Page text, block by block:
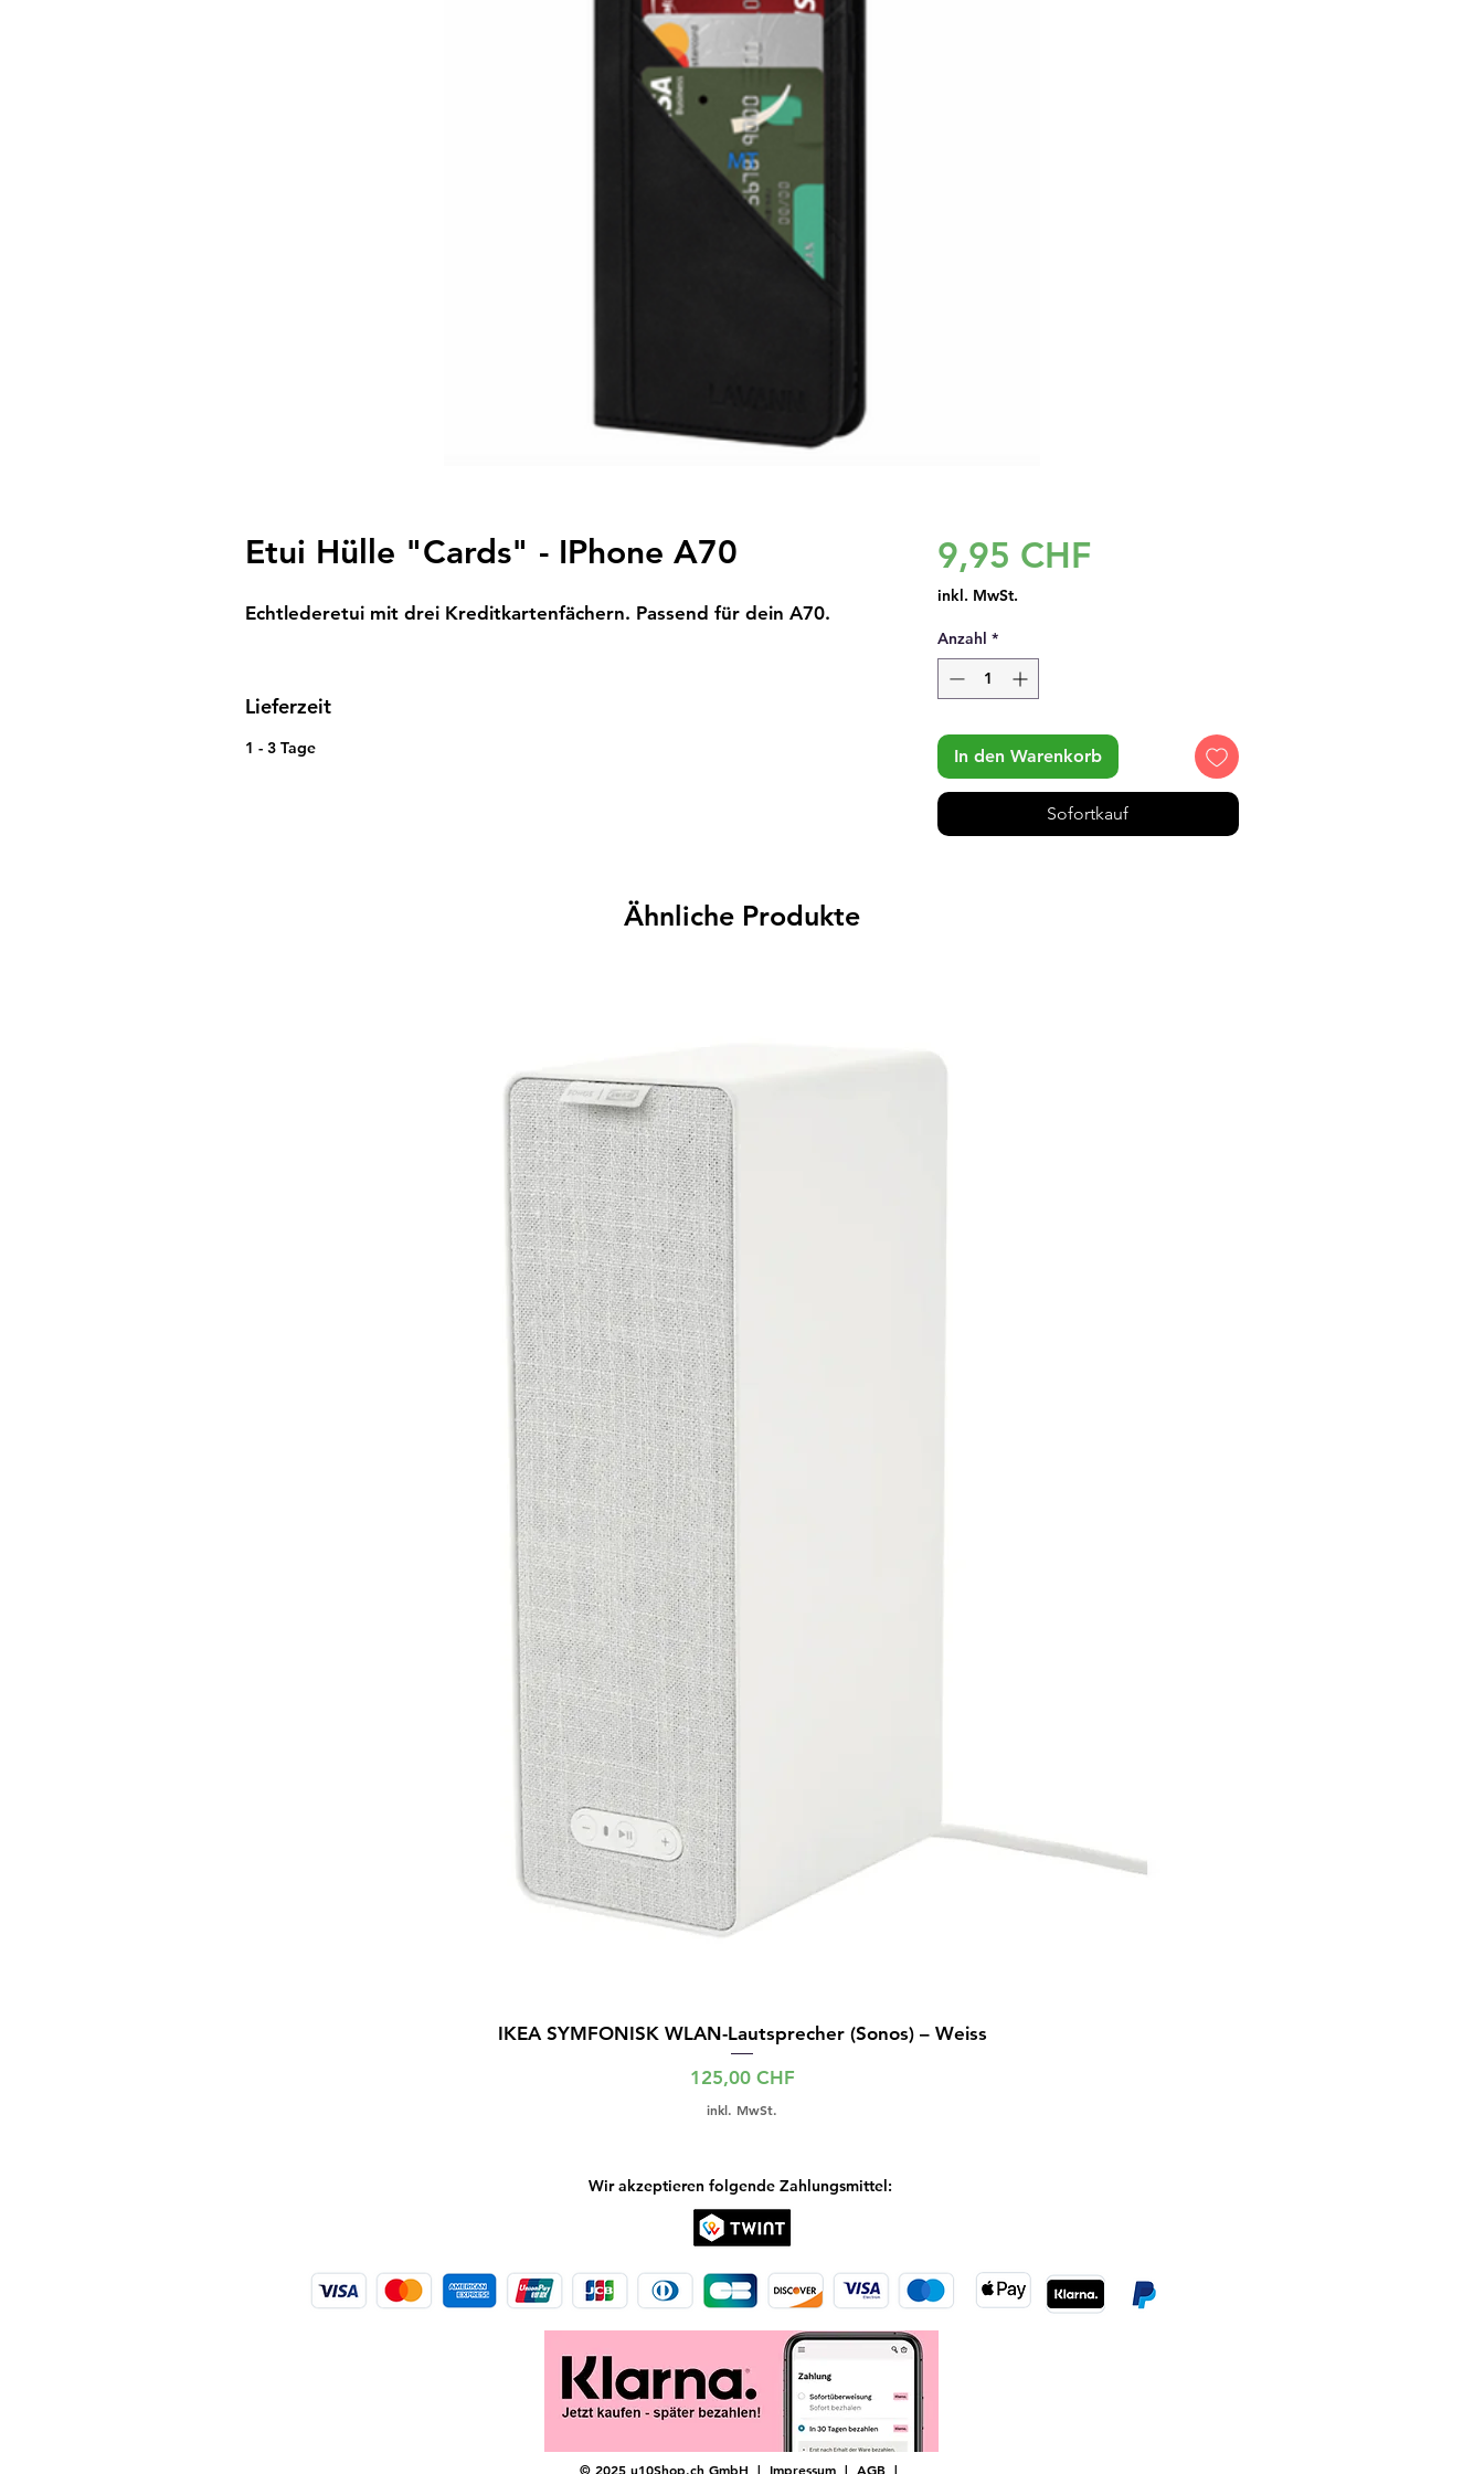
Etui Hülle "Cards" - IPhone A70
Echtlederetui mit drei Kreditkartenfächern. Passend für dein A70.
Lieferzeit
1 - 3 Tage
9,95 CHFPreis
inkl. MwSt.
Anzahl *
In den Warenkorb
Sofortkauf
Ähnliche Produkte
IKEA SYMFONISK WLAN-Lautsprecher (Sonos) – Weiss
Preis
125,00 CHF
inkl. MwSt.
Wir akzeptieren folgende Zahlungsmittel:
© 2025 u10Shop.ch GmbH | Impressum | AGB |